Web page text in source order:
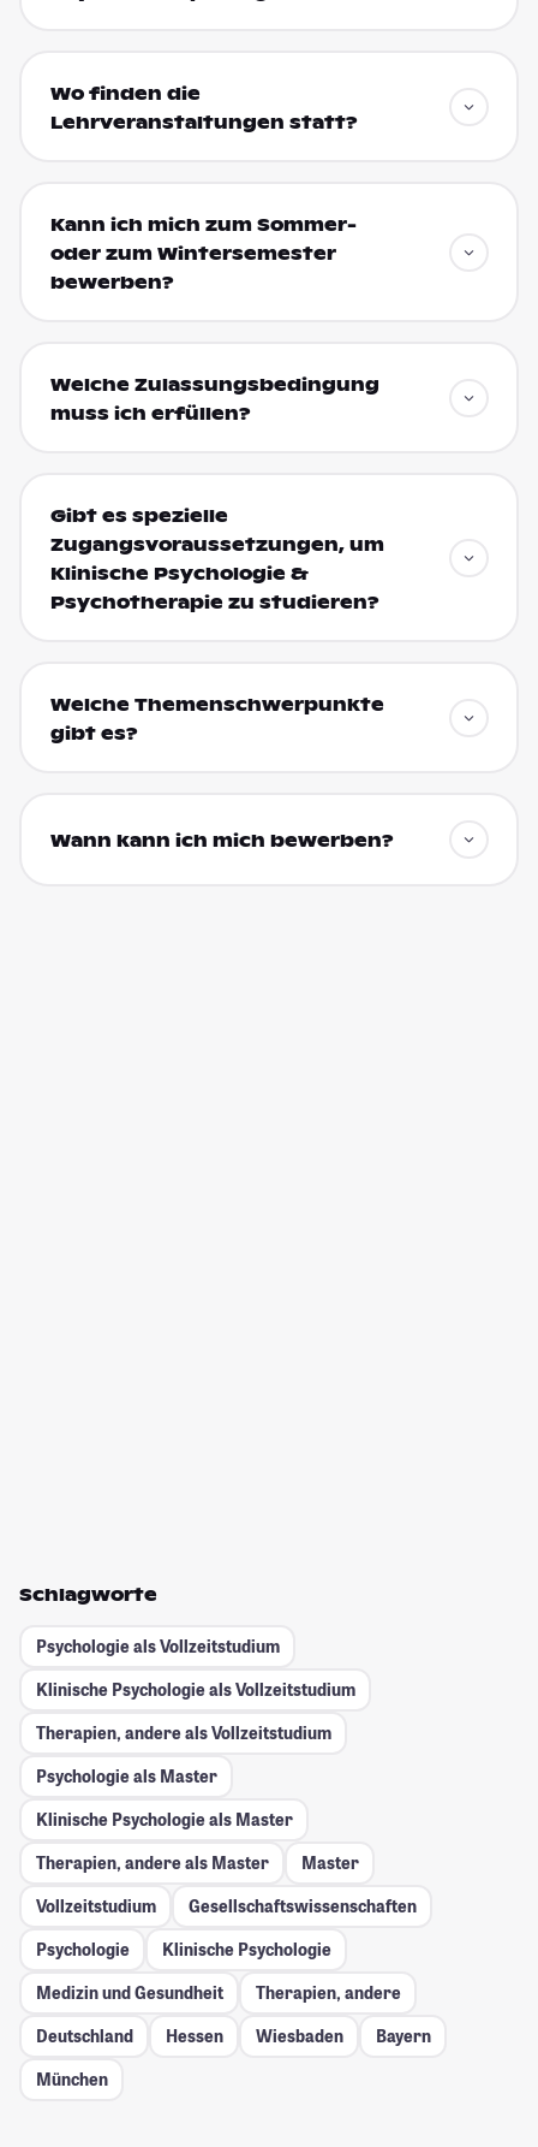
Wo finden die
Lehrveranstaltungen statt?
Kann ich mich zum Sommer-
oder zum Wintersemester
bewerben?
Welche Zulassungsbedingung
muss ich erfüllen?
Gibt es spezielle
Zugangsvoraussetzungen, um
Klinische Psychologie &
Psychotherapie zu studieren?
Welche Themenschwerpunkte
gibt es?
Wann kann ich mich bewerben?
Schlagworte
Psychologie als Vollzeitstudium
Klinische Psychologie als Vollzeitstudium
Therapien, andere als Vollzeitstudium
Psychologie als Master
Klinische Psychologie als Master
Therapien, andere als Master
Master
Vollzeitstudium
Gesellschafts­wissenschaften
Psychologie
Klinische Psychologie
Medizin und Gesundheit
Therapien, andere
Deutschland
Hessen Wiesbaden
Bayern
München